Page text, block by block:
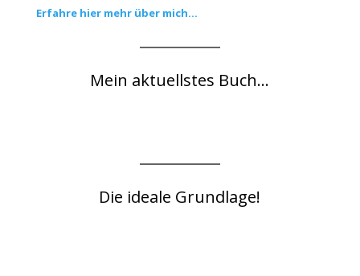
Erfahre hier mehr über mich...
Mein aktuellstes Buch...
Die ideale Grundlage!